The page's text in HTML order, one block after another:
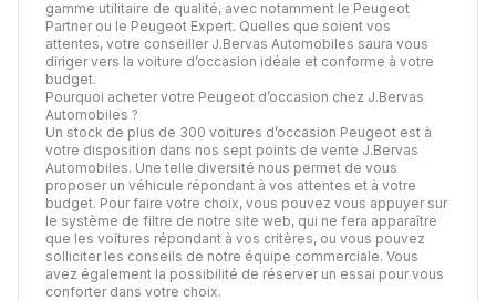
gamme utilitaire de qualité, avec notamment le Peugeot
Partner ou le Peugeot Expert. Quelles que soient vos
attentes, votre conseiller J.Bervas Automobiles saura vous
diriger vers la voiture d’occasion idéale et conforme à votre
budget.
Pourquoi acheter votre Peugeot d’occasion chez J.Bervas
Automobiles ?
Un stock de plus de 300 voitures d’occasion Peugeot est à
votre disposition dans nos sept points de vente J.Bervas
Automobiles. Une telle diversité nous permet de vous
proposer un véhicule répondant à vos attentes et à votre
budget. Pour faire votre choix, vous pouvez vous appuyer sur
le système de filtre de notre site web, qui ne fera apparaître
que les voitures répondant à vos critères, ou vous pouvez
solliciter les conseils de notre équipe commerciale. Vous
avez également la possibilité de réserver un essai pour vous
conforter dans votre choix.